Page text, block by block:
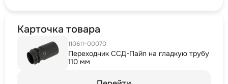
Карточка товара
110611-00070
Переходник ССД-Пайп на гладкую трубу
110 мм